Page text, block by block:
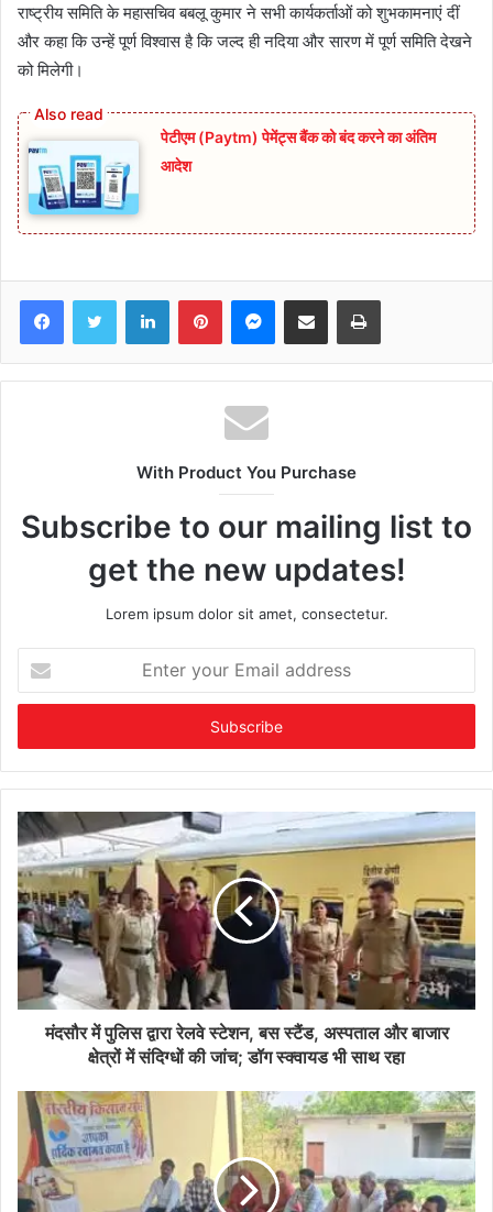
राष्ट्रीय समिति के महासचिव बबलू कुमार ने सभी कार्यकर्ताओं को शुभकामनाएं दीं
और कहा कि उन्हें पूर्ण विश्वास है कि जल्द ही नदिया और सारण में पूर्ण समिति देखने
को मिलेगी।
पेटीएम (Paytm) पेमेंट्स बैंक को बंद करने का अंतिम
आदेश
FacebookTwitter LinkedInPinterestMessenger
Share via Email Print
With Product You Purchase
Subscribe to our mailing list to
get the new updates!
Lorem ipsum dolor sit amet, consectetur.
your
Email
मंदसौर में पुलिस द्वारा रेलवे स्टेशन, बस स्टैंड, अस्पताल और बाजार
क्षेत्रों में संदिग्धों की जांच; डॉग स्क्वायड भी साथ रहा